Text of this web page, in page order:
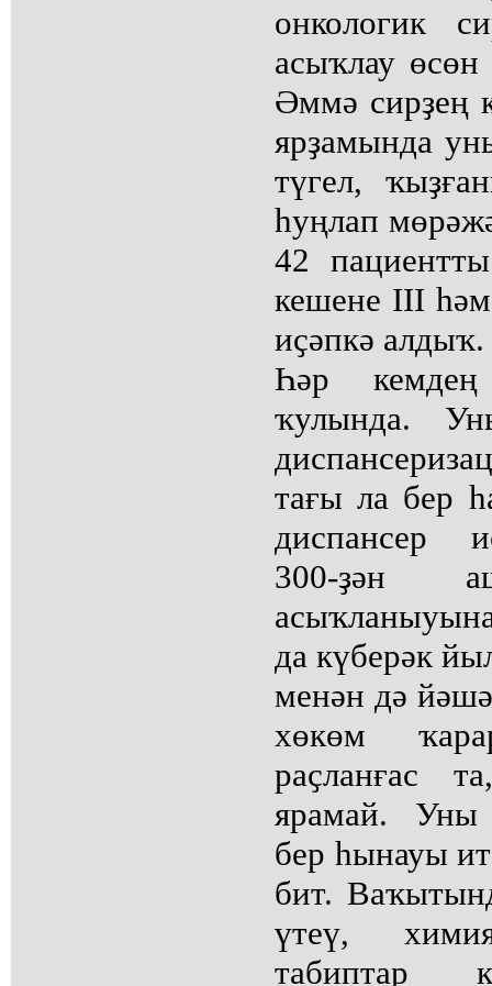
онкологик
асыҡлау
Әммә сирҙең
ярҙамында
түгел,
һуңлап
42
кешене III
иҫәпкә алдыҡ.
Һәр кемдең
ҡулында.
тағы ла бер
диспансер
300-ҙән
да күберәк
менән дә
хөкөм
раҫланғас
ярамай. Уны
бер һынауы
бит.
үтеү,
табиптар